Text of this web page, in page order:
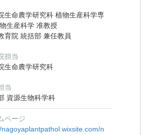
生命農学研究科 植物生産科学専
生産科学 准教授
育院 統括部 兼任教員
担当
生命農学研究科
当
資源生物科学科
ページ
nagoyaplantpathol.wixsite.com/n